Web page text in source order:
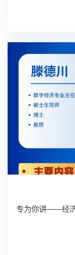
专为你讲——经